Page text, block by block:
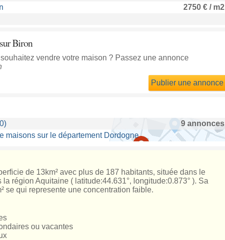
2750 € / m2
Biron
vendre votre maison ? Passez une annonce
Publier une annonce
9 annonces
maisons sur le département Dordogne
de 13km² avec plus de 187 habitants, située dans le
région Aquitaine ( latitude:44.631°, longitude:0.873° ). Sa
se qui represente une concentration faible.
ou vacantes